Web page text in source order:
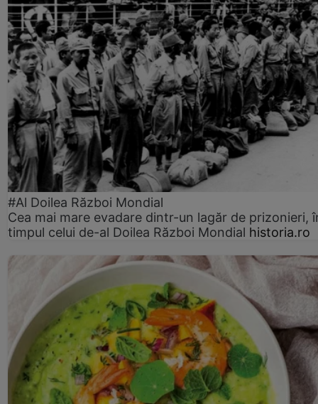
#Al Doilea Război Mondial
Cea mai mare evadare dintr-un lagăr de prizonieri,
timpul celui de-al Doilea Război Mondial historia.ro